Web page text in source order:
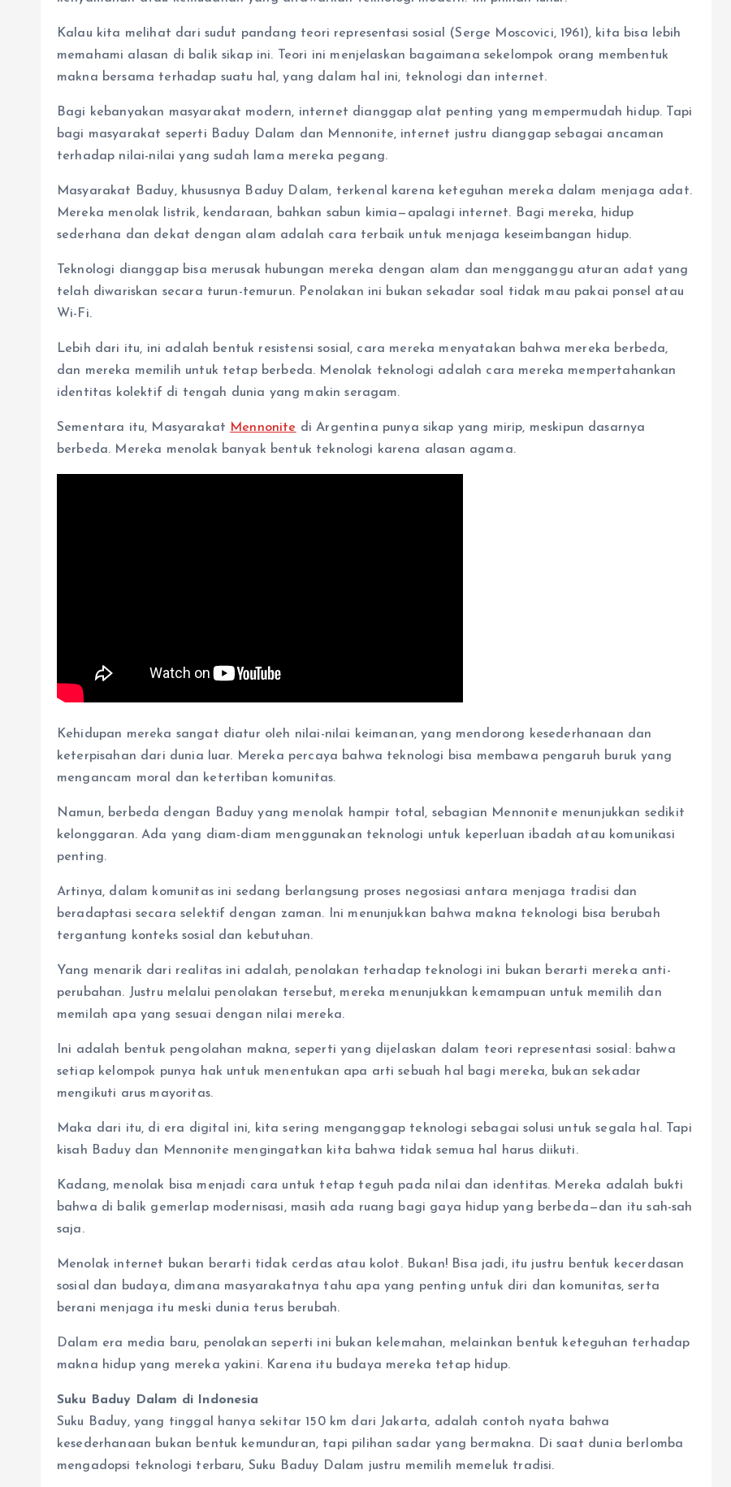
Kalau kita melihat dari sudut pandang teori representasi sosial (Serge Moscovici, 1961), kita bisa lebih
memahami alasan di balik sikap ini. Teori ini menjelaskan bagaimana sekelompok orang membentuk
makna bersama terhadap suatu hal, yang dalam hal ini, teknologi dan internet.
Bagi kebanyakan masyarakat modern, internet dianggap alat penting yang mempermudah hidup. Tapi
bagi masyarakat seperti Baduy Dalam dan Mennonite, internet justru dianggap sebagai ancaman
terhadap nilai-nilai yang sudah lama mereka pegang.
Masyarakat Baduy, khususnya Baduy Dalam, terkenal karena keteguhan mereka dalam menjaga adat.
Mereka menolak listrik, kendaraan, bahkan sabun kimia—apalagi internet. Bagi mereka, hidup
sederhana dan dekat dengan alam adalah cara terbaik untuk menjaga keseimbangan hidup.
Teknologi dianggap bisa merusak hubungan mereka dengan alam dan mengganggu aturan adat yang
telah diwariskan secara turun-temurun. Penolakan ini bukan sekadar soal tidak mau pakai ponsel atau
Wi-Fi.
Lebih dari itu, ini adalah bentuk resistensi sosial, cara mereka menyatakan bahwa mereka berbeda,
dan mereka memilih untuk tetap berbeda. Menolak teknologi adalah cara mereka mempertahankan
identitas kolektif di tengah dunia yang makin seragam.
Sementara itu, Masyarakat Mennonite di Argentina punya sikap yang mirip, meskipun dasarnya
berbeda. Mereka menolak banyak bentuk teknologi karena alasan agama.
Kehidupan mereka sangat diatur oleh nilai-nilai keimanan, yang mendorong kesederhanaan dan
keterpisahan dari dunia luar. Mereka percaya bahwa teknologi bisa membawa pengaruh buruk yang
mengancam moral dan ketertiban komunitas.
Namun, berbeda dengan Baduy yang menolak hampir total, sebagian Mennonite menunjukkan sedikit
kelonggaran. Ada yang diam-diam menggunakan teknologi untuk keperluan ibadah atau komunikasi
penting.
Artinya, dalam komunitas ini sedang berlangsung proses negosiasi antara menjaga tradisi dan
beradaptasi secara selektif dengan zaman. Ini menunjukkan bahwa makna teknologi bisa berubah
tergantung konteks sosial dan kebutuhan.
Yang menarik dari realitas ini adalah, penolakan terhadap teknologi ini bukan berarti mereka anti-
perubahan. Justru melalui penolakan tersebut, mereka menunjukkan kemampuan untuk memilih dan
memilah apa yang sesuai dengan nilai mereka.
Ini adalah bentuk pengolahan makna, seperti yang dijelaskan dalam teori representasi sosial: bahwa
setiap kelompok punya hak untuk menentukan apa arti sebuah hal bagi mereka, bukan sekadar
mengikuti arus mayoritas.
Maka dari itu, di era digital ini, kita sering menganggap teknologi sebagai solusi untuk segala hal. Tapi
kisah Baduy dan Mennonite mengingatkan kita bahwa tidak semua hal harus diikuti.
Kadang, menolak bisa menjadi cara untuk tetap teguh pada nilai dan identitas. Mereka adalah bukti
bahwa di balik gemerlap modernisasi, masih ada ruang bagi gaya hidup yang berbeda—dan itu sah-sah
saja.
Menolak internet bukan berarti tidak cerdas atau kolot. Bukan! Bisa jadi, itu justru bentuk kecerdasan
sosial dan budaya, dimana masyarakatnya tahu apa yang penting untuk diri dan komunitas, serta
berani menjaga itu meski dunia terus berubah.
Dalam era media baru, penolakan seperti ini bukan kelemahan, melainkan bentuk keteguhan terhadap
makna hidup yang mereka yakini. Karena itu budaya mereka tetap hidup.
Suku Baduy Dalam di Indonesia
Suku Baduy, yang tinggal hanya sekitar 150 km dari Jakarta, adalah contoh nyata bahwa
kesederhanaan bukan bentuk kemunduran, tapi pilihan sadar yang bermakna. Di saat dunia berlomba
mengadopsi teknologi terbaru, Suku Baduy Dalam justru memilih memeluk tradisi.